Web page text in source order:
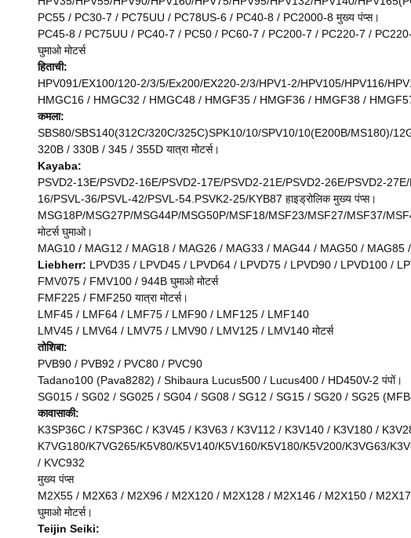
PC55 / PC30-7 / PC75UU / PC78US-6 / PC40-8 / PC2000-8 मुख्य पंप्स।
PC45-8 / PC75UU / PC40-7 / PC50 / PC60-7 / PC200-7 / PC220-7 /
घुमाओ मोटर्स
हिताची:
HPV091/EX100/120-2/3/5/Ex200/EX220-2/3/HPV1-2/HPV105/HPV116/
HMGC16 / HMGC32 / HMGC48 / HMGF35 / HMGF36 / HMGF38 / HMGF57
कमला:
SBS80/SBS140(312C/320C/325C)SPK10/10/SPV10/10(E200B/MS180)/
320B / 330B / 345 / 355D यात्रा मोटर्स।
Kayaba:
PSVD2-13E/PSVD2-16E/PSVD2-17E/PSVD2-21E/PSVD2-26E/PSVD2-
16/PSVL-36/PSVL-42/PSVL-54.PSVK2-25/KYB87 हाइड्रोलिक मुख्य पंप्स।
MSG18P/MSG27P/MSG44P/MSG50P/MSF18/MSF23/MSF27/MSF37/
मोटर्स घुमाओ।
MAG10 / MAG12 / MAG18 / MAG26 / MAG33 / MAG44 / MAG50 / MAG85
Liebherr: LPVD35 / LPVD45 / LPVD64 / LPVD75 / LPVD90 / LPVD100 /
FMV075 / FMV100 / 944B घुमाओ मोटर्स
FMF225 / FMF250 यात्रा मोटर्स।
LMF45 / LMF64 / LMF75 / LMF90 / LMF125 / LMF140
LMV45 / LMV64 / LMV75 / LMV90 / LMV125 / LMV140 मोटर्स
तोशिबा:
PVB90 / PVB92 / PVC80 / PVC90
Tadano100 (Pava8282) / Shibaura Lucus500 / Lucus400 / HD450V-2 पंपों।
SG015 / SG02 / SG025 / SG04 / SG08 / SG12 / SG15 / SG20 / SG25
कावासाकी:
K3SP36C / K7SP36C / K3V45 / K3V63 / K3V112 / K3V140 / K3V180 /
K7VG180/K7VG265/K5V80/K5V140/K5V160/K5V180/K5V200/K3VG63/
/ KVC932
मुख्य पंप्स
M2X55 / M2X63 / M2X96 / M2X120 / M2X128 / M2X146 / M2X150 /
घुमाओ मोटर्स।
Teijin Seiki: